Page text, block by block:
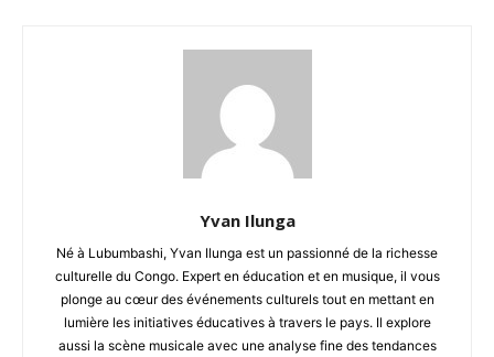
Yvan Ilunga
Né à Lubumbashi, Yvan Ilunga est un passionné de la richesse
culturelle du Congo. Expert en éducation et en musique, il vous
plonge au cœur des événements culturels tout en mettant en
lumière les initiatives éducatives à travers le pays. Il explore
aussi la scène musicale avec une analyse fine des tendances